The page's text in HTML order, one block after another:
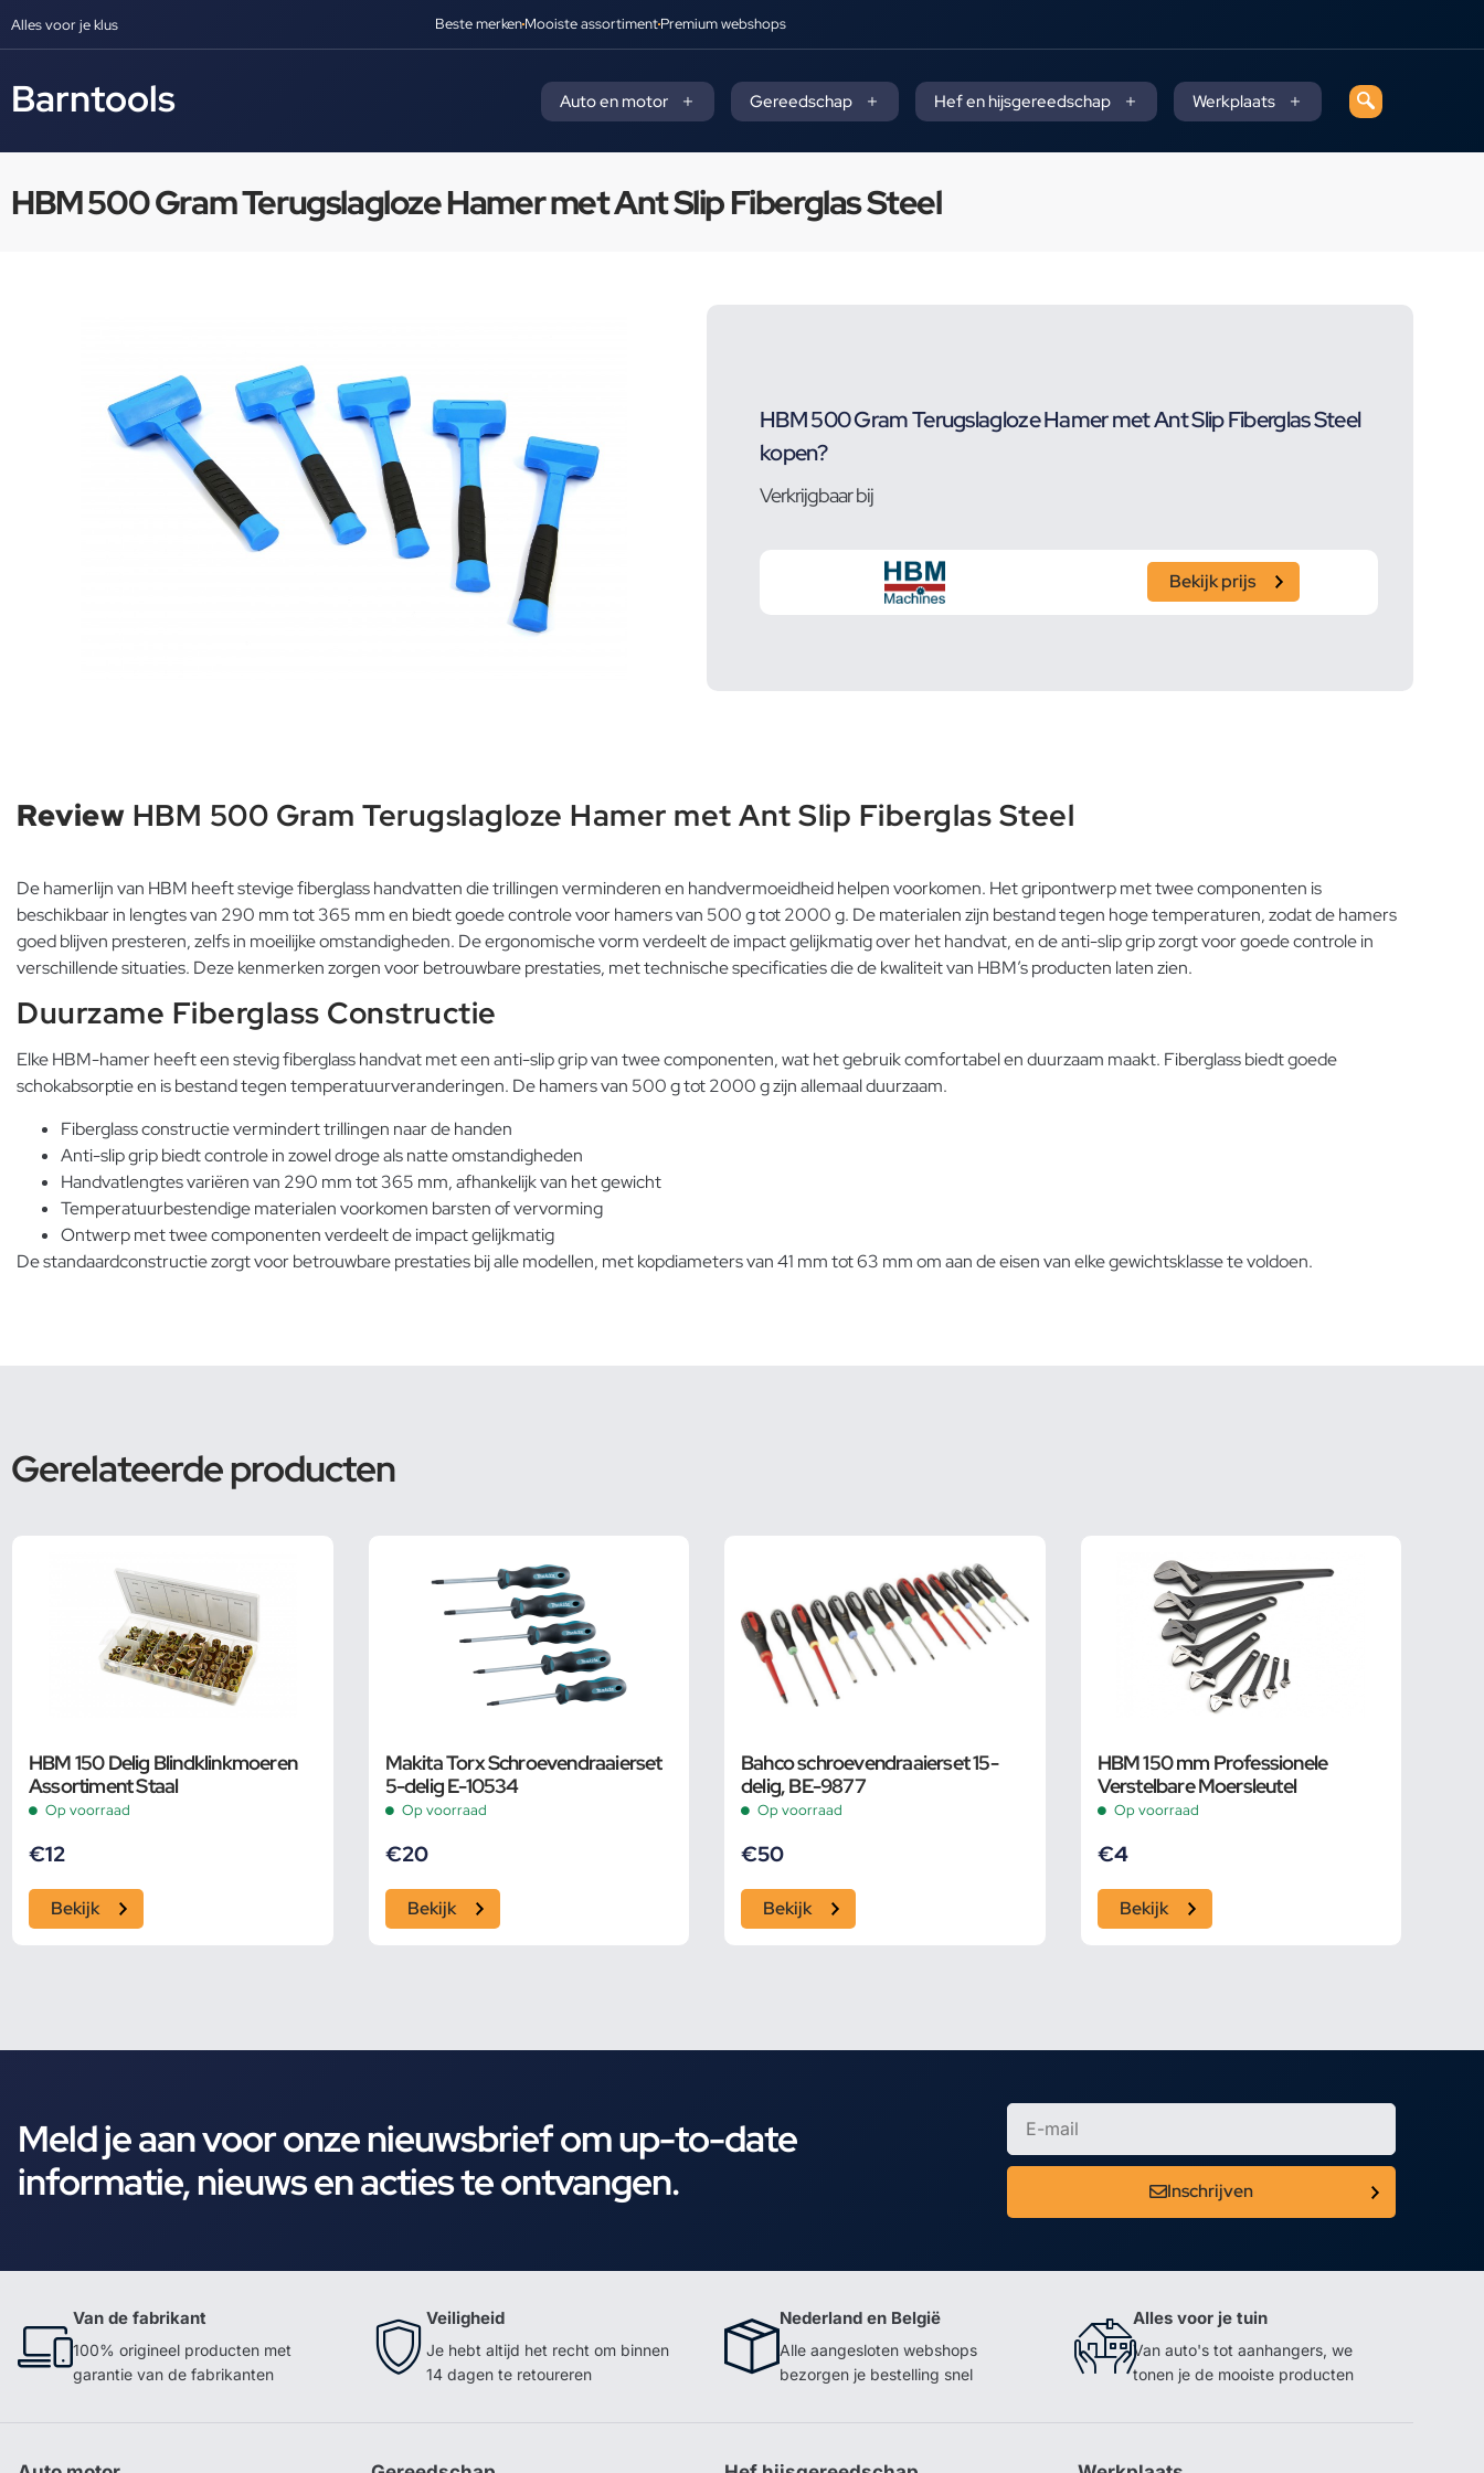
Alles voor je klus Beste merkenMooiste assortimentPremium webshops
Barntools Auto en motor Gereedschap Hef en hijsgereedschap Werkplaats
HBM 500 Gram Terugslagloze Hamer met Ant Slip Fiberglas Steel
HBM 500 Gram Terugslagloze Hamer met Ant Slip Fiberglas Steel
kopen?
Verkrijgbaar bij
Bekijk prijs
Review HBM 500 Gram Terugslagloze Hamer met Ant Slip Fiberglas Steel
De hamerlijn van HBM heeft stevige fiberglass handvatten die trillingen verminderen en handvermoeidheid helpen voorkomen. Het gripontwerp met twee componenten is
beschikbaar in lengtes van 290 mm tot 365 mm en biedt goede controle voor hamers van 500 g tot 2000 g. De materialen zijn bestand tegen hoge temperaturen, zodat de hamers
goed blijven presteren, zelfs in moeilijke omstandigheden. De ergonomische vorm verdeelt de impact gelijkmatig over het handvat, en de anti-slip grip zorgt voor goede controle in
verschillende situaties. Deze kenmerken zorgen voor betrouwbare prestaties, met technische specificaties die de kwaliteit van HBM’s producten laten zien.
Duurzame Fiberglass Constructie
Elke HBM-hamer heeft een stevig fiberglass handvat met een anti-slip grip van twee componenten, wat het gebruik comfortabel en duurzaam maakt. Fiberglass biedt goede
schokabsorptie en is bestand tegen temperatuurveranderingen. De hamers van 500 g tot 2000 g zijn allemaal duurzaam.
Fiberglass constructie vermindert trillingen naar de handen
Anti-slip grip biedt controle in zowel droge als natte omstandigheden
Handvatlengtes variëren van 290 mm tot 365 mm, afhankelijk van het gewicht
Temperatuurbestendige materialen voorkomen barsten of vervorming
Ontwerp met twee componenten verdeelt de impact gelijkmatig
De standaardconstructie zorgt voor betrouwbare prestaties bij alle modellen, met kopdiameters van 41 mm tot 63 mm om aan de eisen van elke gewichtsklasse te voldoen.
Gerelateerde producten
HBM 150 Delig Blindklinkmoeren
Assortiment Staal
Op voorraad
€12
Bekijk
Makita Torx Schroevendraaierset
5-delig E-10534
Op voorraad
€20
Bekijk
Bahco schroevendraaierset 15-
delig, BE-9877
Op voorraad
€50
Bekijk
HBM 150 mm Professionele
Verstelbare Moersleutel
Op voorraad
€4
Bekijk
Meld je aan voor onze nieuwsbrief om up-to-date
informatie, nieuws en acties te ontvangen.
Inschrijven
Van de fabrikant
100% origineel producten met
garantie van de fabrikanten
Veiligheid
Je hebt altijd het recht om binnen
14 dagen te retoureren
Nederland en België
Alle aangesloten webshops
bezorgen je bestelling snel
Alles voor je tuin
Van auto's tot aanhangers, we
tonen je de mooiste producten